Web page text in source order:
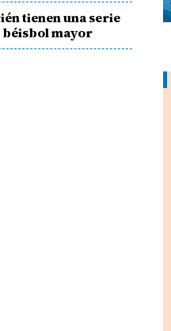
tienen una serie
béisbol mayor